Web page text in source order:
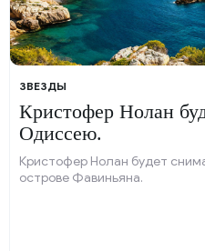
ЗВЕЗДЫ
Кристофер Нолан
Одиссею.
Кристофер Нолан будет
острове Фавиньяна.